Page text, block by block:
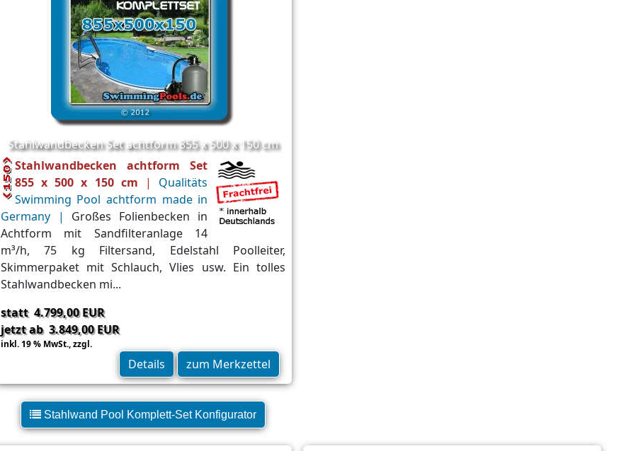
Stahlwandbecken Set achtform 855 x 500 x 150 cm
Stahlwandbecken achtform Set
855 x 500 x 150 cm
| Qualitäts
Swimming Pool achtform made in
Germany | Großes Folienbecken in
Achtform mit Sandfilteranlage 14
m³/h, 75 kg Filtersand, Edelstahl Poolleiter,
Skimmerpaket mit Schlauch, Vlies usw. Ein tolles
Stahlwandbecken mi...
statt 4.799,00 EUR
jetzt ab 3.849,00 EUR
inkl. 19 % MwSt.,zzgl.
Details zum Merkzettel
Stahlwand Pool Komplett-Set Konfigurator